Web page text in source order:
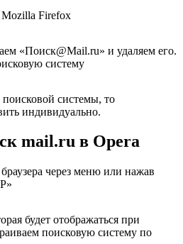
Firefox
«Поиск@Mail.ru» и удаляем его.
систему
системы, то
индивидуально.
mail.ru в Opera
через меню или нажав
будет отображаться при
поисковую систему по